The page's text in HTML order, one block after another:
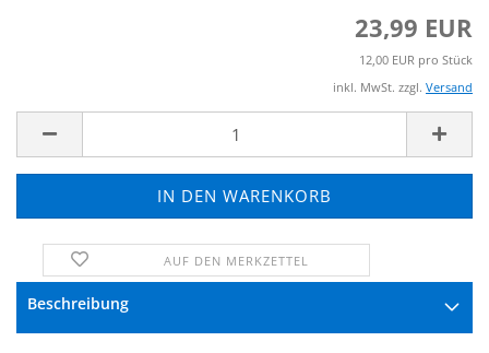
23,99 EUR
12,00 EUR pro Stück
inkl. MwSt. zzgl. Versand
AUF DEN MERKZETTEL
Beschreibung